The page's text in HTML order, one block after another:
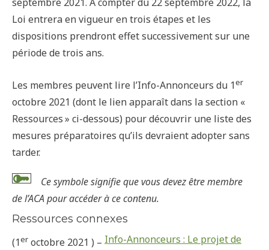
Loi entrera en vigueur en trois étapes et les
dispositions prendront effet successivement sur une
période de trois ans.
Les membres peuvent lire l’Info-Annonceurs du 1er
octobre 2021 (dont le lien apparaît dans la section «
Ressources » ci-dessous) pour découvrir une liste des
mesures préparatoires qu’ils devraient adopter sans
tarder.
Ce symbole signifie que vous devez être membre
de l’ACA pour accéder à ce contenu.
Ressources connexes
(1er octobre 2021 ) – Info-Annonceurs : Le projet de